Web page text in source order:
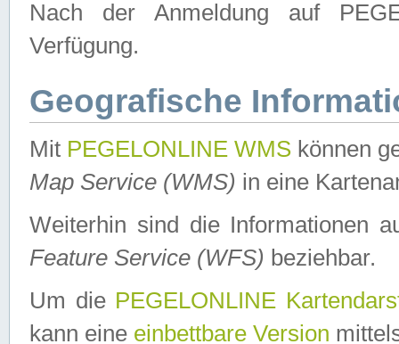
Nach der Anmeldung auf
Verfügung.
Geografische
Mit PEGELONLINE WMS können
Map Service (WMS) in eine
Weiterhin sind die Informationen
Feature Service (WFS) beziehbar.
Um die PEGELONLINE
kann eine einbettbare Version